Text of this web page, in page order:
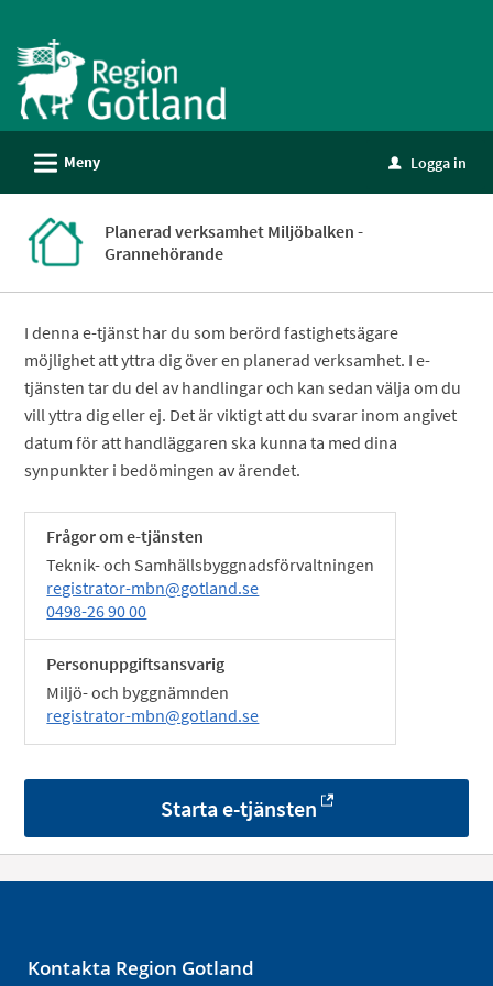
till
tjänster
-
Gotland
L Meny u Logga in
Planerad verksamhet Miljöbalken -
Grannehörande
I denna e-tjänst har du som berörd fastighetsägare
möjlighet att yttra dig över en planerad verksamhet. I e-
tjänsten tar du del av handlingar och kan sedan välja om du
vill yttra dig eller ej. Det är viktigt att du svarar inom angivet
datum för att handläggaren ska kunna ta med dina
synpunkter i bedömingen av ärendet.
Frågor om e-tjänsten
Teknik- och Samhällsbyggnadsförvaltningen
registrator-mbn@gotland.se
0498-26 90 00
Personuppgiftsansvarig
Miljö- och byggnämnden
registrator-mbn@gotland.se
Starta e-tjänsten
Kontakta Region Gotland